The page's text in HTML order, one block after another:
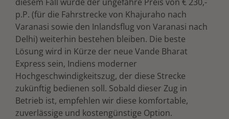
p.P. (für die Fahrstrecke von Khajuraho nach
Varanasi sowie den Inlandsflug von Varanasi nach
Delhi) weiterhin bestehen bleiben. Die beste
Lösung wird in Kürze der neue Vande Bharat
Express sein, Indiens moderner
Hochgeschwindigkeitszug, der diese Strecke
zukünftig bedienen soll. Sobald dieser Zug in
Betrieb ist, empfehlen wir diese komfortable,
zuverlässige und kostengünstige Option.